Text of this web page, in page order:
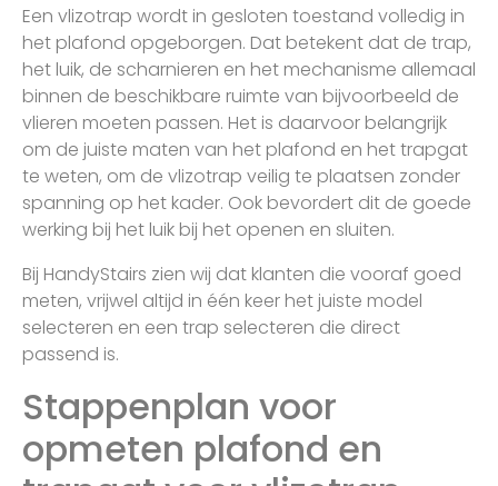
Een vlizotrap wordt in gesloten toestand volledig in
het plafond opgeborgen. Dat betekent dat de trap,
het luik, de scharnieren en het mechanisme allemaal
binnen de beschikbare ruimte van bijvoorbeeld de
vlieren moeten passen. Het is daarvoor belangrijk
om de juiste maten van het plafond en het trapgat
te weten, om de vlizotrap veilig te plaatsen zonder
spanning op het kader. Ook bevordert dit de goede
werking bij het luik bij het openen en sluiten.
Bij HandyStairs zien wij dat klanten die vooraf goed
meten, vrijwel altijd in één keer het juiste model
selecteren en een trap selecteren die direct
passend is.
Stappenplan voor
opmeten plafond en